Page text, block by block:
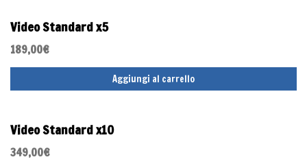
Video Standard x5
189,00€
Aggiungi al carrello
Video Standard x10
349,00€